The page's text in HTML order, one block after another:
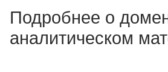
Подробнее о
аналитическом